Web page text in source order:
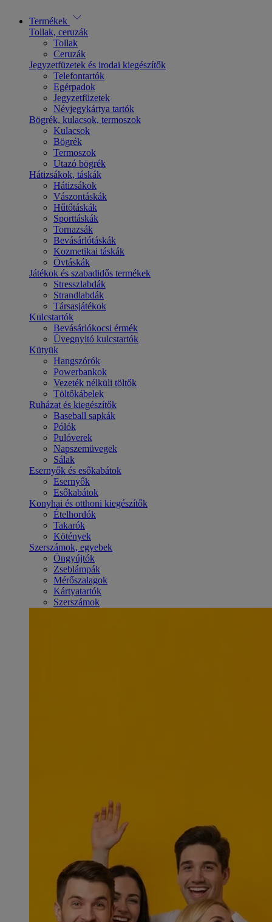
Termékek
Tollak, ceruzák
Tollak
Ceruzák
Jegyzetfüzetek és irodai kiegészítők
Telefontartók
Egérpadok
Jegyzetfüzetek
Névjegykártya tartók
Bögrék, kulacsok, termoszok
Kulacsok
Bögrék
Termoszok
Utazó bögrék
Hátizsákok, táskák
Hátizsákok
Vászontáskák
Hűtőtáskák
Sporttáskák
Tornazsák
Bevásárlótáskák
Kozmetikai táskák
Övtáskák
Játékok és szabadidős termékek
Stresszlabdák
Strandlabdák
Társasjátékok
Kulcstartók
Bevásárlókocsi érmék
Üvegnyitó kulcstartók
Kütyük
Hangszórók
Powerbankok
Vezeték nélküli töltők
Töltőkábelek
Ruházat és kiegészítők
Baseball sapkák
Pólók
Pulóverek
Napszemüvegek
Sálak
Esernyők és esőkabátok
Esernyők
Esőkabátok
Konyhai és otthoni kiegészítők
Ételhordók
Takarók
Kötények
Szerszámok, egyebek
Öngyújtók
Zseblámpák
Mérőszalagok
Kártyatartók
Szerszámok